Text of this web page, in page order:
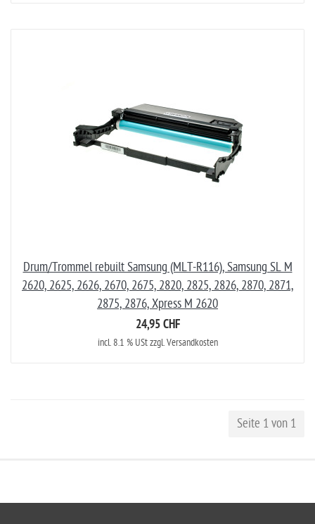
Drum/Trommel rebuilt Samsung (MLT-R116), Samsung SL M
2620, 2625, 2626, 2670, 2675, 2820, 2825, 2826, 2870, 2871,
2875, 2876, Xpress M 2620
24,95 CHF
incl. 8.1 % USt zzgl. Versandkosten
Seite 1 von 1